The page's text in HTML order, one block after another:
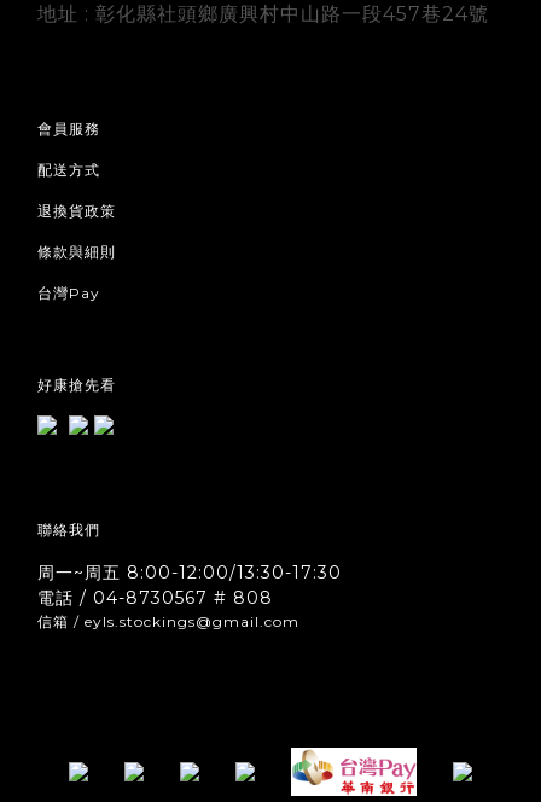
地址 : 彰化縣社頭鄉廣興村中山路一段457巷24號
會員服務
配送方式
退換貨政策
條款與細則
台灣Pay
好康搶先看
聯絡我們
周一~周五 8:00-12:00/13:30-17:30
電話 / 04-8730567 # 808
信箱 / eyls.stockings@gmail.com